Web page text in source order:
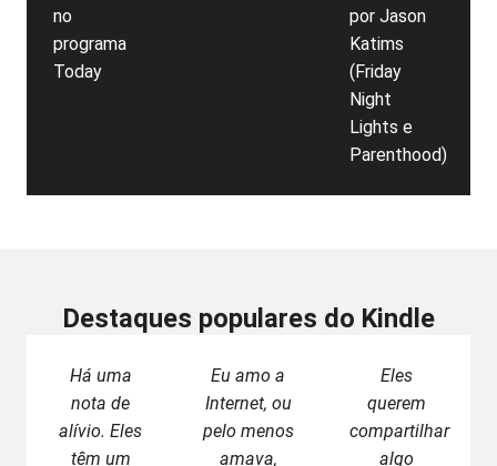
no
programa
Today
por Jason
Katims
(Friday
Night
Lights e
Parenthood)
Destaques populares do Kindle
Há uma
nota de
alívio. Eles
têm um
Eu amo a
Internet, ou
pelo menos
amava,
Eles
querem
compartilhar
algo